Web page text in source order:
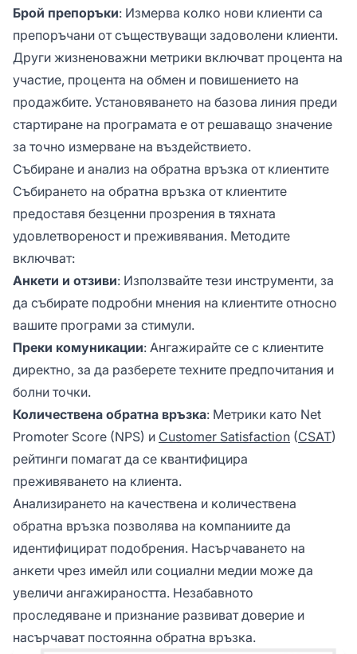
Брой препоръки: Измерва колко нови клиенти са
препоръчани от съществуващи задоволени клиенти.
Други жизненоважни метрики включват процента на
участие, процента на обмен и повишението на
продажбите. Установяването на базова линия преди
стартиране на програмата е от решаващо значение
за точно измерване на въздействието.
Събиране и анализ на обратна връзка от клиентите
Събирането на обратна връзка от клиентите
предоставя безценни прозрения в тяхната
удовлетвореност и преживявания. Методите
включват:
Анкети и отзиви: Използвайте тези инструменти, за
да събирате подробни мнения на клиентите относно
вашите програми за стимули.
Преки комуникации: Ангажирайте се с клиентите
директно, за да разберете техните предпочитания и
болни точки.
Количествена обратна връзка: Метрики като Net
Promoter Score (NPS) и Customer Satisfaction (CSAT)
рейтинги помагат да се квантифицира
преживяването на клиента.
Анализирането на качествена и количествена
обратна връзка позволява на компаниите да
идентифицират подобрения. Насърчаването на
анкети чрез имейл или социални медии може да
увеличи ангажираността. Незабавното
проследяване и признание развиват доверие и
насърчават постоянна обратна връзка.